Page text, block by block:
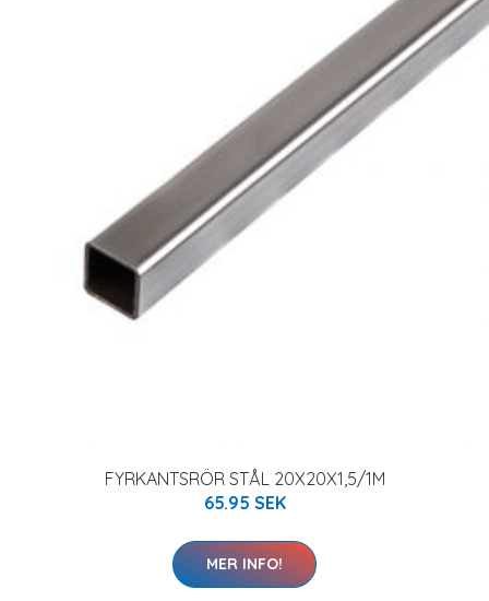
FYRKANTSRÖR STÅL 20X20X1,5/1M
65.95 SEK
MER INFO!